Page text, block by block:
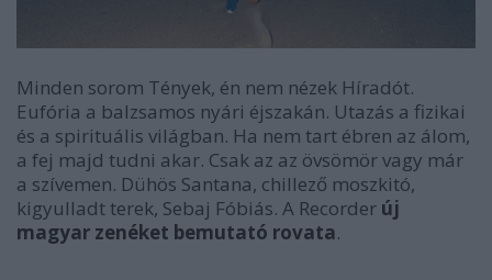
Minden sorom Tények, én nem nézek Híradót.
Eufória a balzsamos nyári éjszakán. Utazás a fizikai
és a spirituális világban. Ha nem tart ébren az álom,
a fej majd tudni akar. Csak az az övsömör vagy már
a szívemen. Dühös Santana, chillező moszkitó,
kigyulladt terek, Sebaj Fóbiás. A Recorder új
magyar zenéket bemutató rovata.